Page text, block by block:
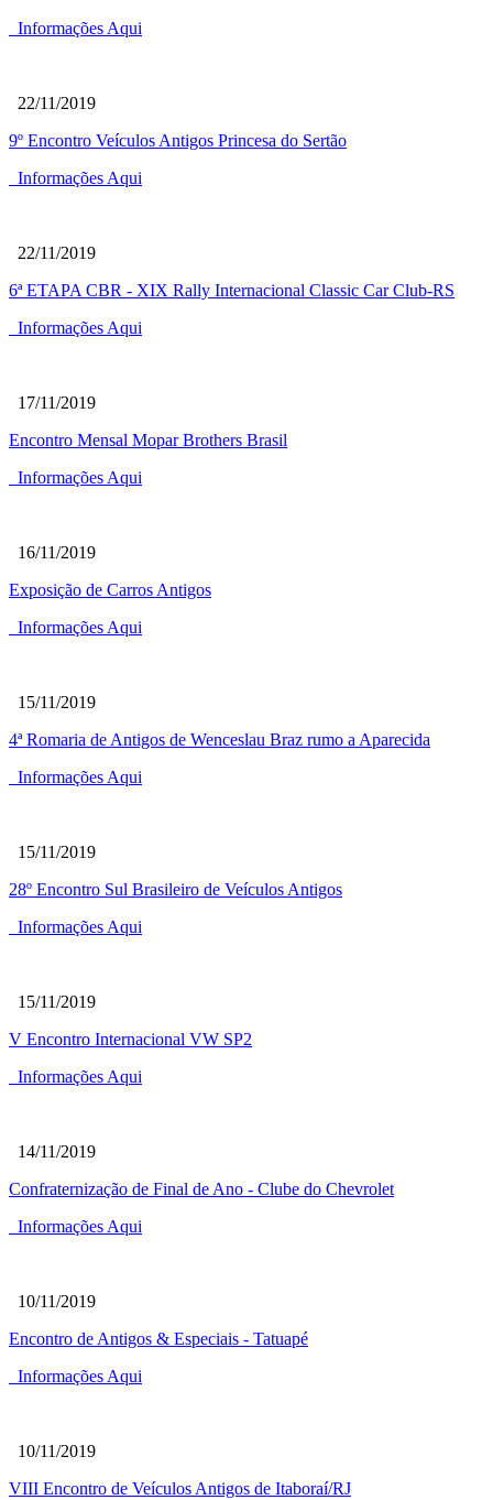
Informações Aqui
22/11/2019
9º Encontro Veículos Antigos Princesa do Sertão
Informações Aqui
22/11/2019
6ª ETAPA CBR - XIX Rally Internacional Classic Car Club-RS
Informações Aqui
17/11/2019
Encontro Mensal Mopar Brothers Brasil
Informações Aqui
16/11/2019
Exposição de Carros Antigos
Informações Aqui
15/11/2019
4ª Romaria de Antigos de Wenceslau Braz rumo a Aparecida
Informações Aqui
15/11/2019
28º Encontro Sul Brasileiro de Veículos Antigos
Informações Aqui
15/11/2019
V Encontro Internacional VW SP2
Informações Aqui
14/11/2019
Confraternização de Final de Ano - Clube do Chevrolet
Informações Aqui
10/11/2019
Encontro de Antigos & Especiais - Tatuapé
Informações Aqui
10/11/2019
VIII Encontro de Veículos Antigos de Itaboraí/RJ